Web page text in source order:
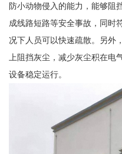
防小动物侵入的能力，能够阻
成线路短路等安全事故，同时
况下人员可以快速疏散。另外
上阻挡灰尘，减少灰尘积在电
设备稳定运行。